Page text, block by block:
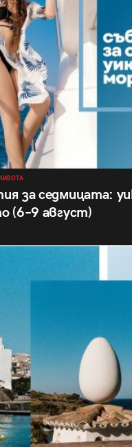
за седмицата:
(6–9 август)